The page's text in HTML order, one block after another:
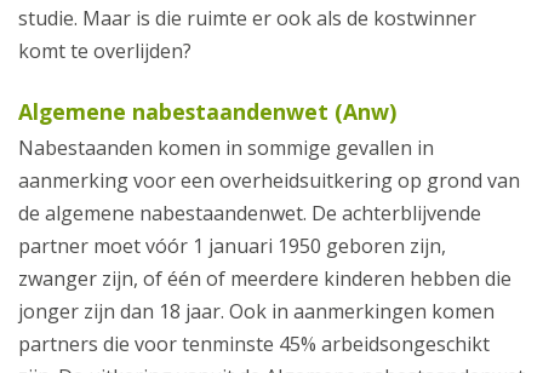
studie. Maar is die ruimte er ook als de kostwinner
komt te overlijden?
Algemene nabestaandenwet (Anw)
Nabestaanden komen in sommige gevallen in
aanmerking voor een overheidsuitkering op grond van
de algemene nabestaandenwet. De achterblijvende
partner moet vóór 1 januari 1950 geboren zijn,
zwanger zijn, of één of meerdere kinderen hebben die
jonger zijn dan 18 jaar. Ook in aanmerkingen komen
partners die voor tenminste 45% arbeidsongeschikt